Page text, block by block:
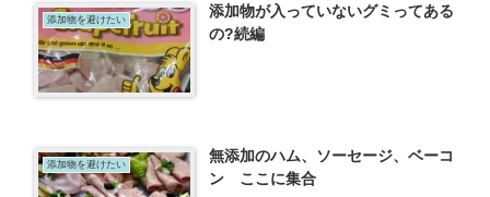
添加物を避けたい
添加物が入っていないグミってある
の?続編
添加物を避けたい
無添加のハム、ソーセージ、ベーコ
ン ここに集合